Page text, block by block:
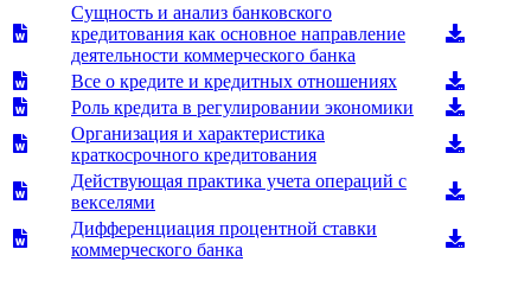
Сущность и анализ банковского
кредитования как основное направление
деятельности коммерческого банка
Все о кредите и кредитных отношениях
Роль кредита в регулировании экономики
Организация и характеристика
краткосрочного кредитования
Действующая практика учета операций с
векселями
Дифференциация процентной ставки
коммерческого банка